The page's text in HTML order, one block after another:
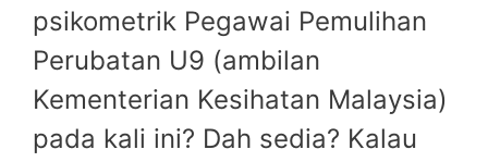
psikometrik Pegawai Pemulihan
Perubatan U9 (ambilan
Kementerian Kesihatan Malaysia)
pada kali ini? Dah sedia? Kalau